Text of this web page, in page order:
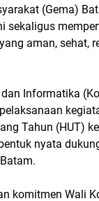
(Gema)
sekaligus
aman, sehat,
Informatika
Tahun (HUT)
nyata
komitmen Wali